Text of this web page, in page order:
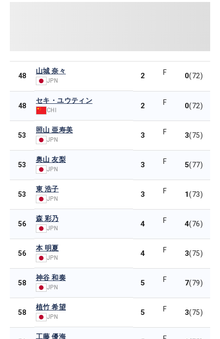
48
山城 奈々
JPN
2 F 0(72)
48
セキ・ユウティン
CHI 2 F 0(72)
53
照山 亜寿美
JPN 3 F 3(75)
53
奥山 友梨
JPN 3 F 5(77)
53
東 浩子
JPN 3 F 1(73)
56
森 彩乃
JPN 4 F 4(76)
56
本 明夏
JPN 4 F 3(75)
58
神谷 和奏
JPN 5 F 7(79)
58
植竹 希望
JPN 5 F 3(75)
工藤 優海